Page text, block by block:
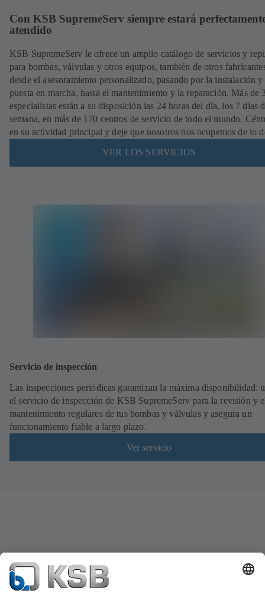
Con KSB SupremeServ siempre estará
atendido
KSB SupremeServ le ofrece un amplio catálogo de servicios y
para bombas, válvulas y otros equipos, también de otros
desde el asesoramiento personalizado, pasando por la instalación y
puesta en marcha, hasta el mantenimiento y la reparación. Más de
especialistas están a su disposición las 24 horas del día, los 7 días
semana, en más de 170 centros de servicio de todo el mundo.
en su actividad principal y deje que nosotros nos ocupemos de lo
VER LOS SERVICIOS
Servicio de inspección
Las inspecciones periódicas garantizan la máxima disponibilidad:
el servicio de inspección de KSB SupremeServ para la revisión y
mantenimiento regulares de tus bombas y válvulas y asegura un
funcionamiento fiable a largo plazo.
Ver servicio